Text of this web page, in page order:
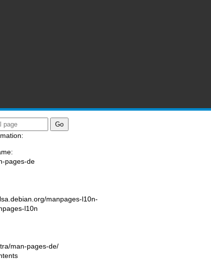
pages-de
manpages-l10n-
l10n
man-pages-de/